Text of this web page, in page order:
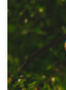
Ed eccolo qua il
dose di
puntuale e
mega-mitica
il Natale di tutti,